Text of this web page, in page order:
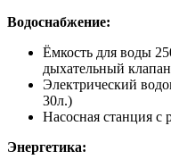
Водоснабжение:
Ёмкость для воды
дыхательный
Электрический
30л.)
Насосная станция
Энергетика: